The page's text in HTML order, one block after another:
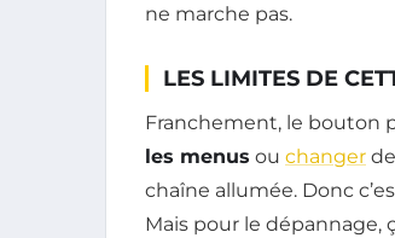
ne marche pas.
LES LIMITES DE
Franchement, le bouton
les menus ou changer
chaîne allumée. Donc
Mais pour le dépannage,